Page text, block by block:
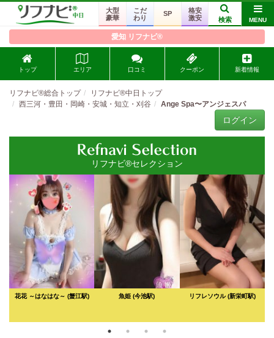
大型
豪華
こだ
わり
SP
格安
激安
検索 MENU
愛知 リフナビ®
トップ エリア 口コミ クーポン 新着情報
リフナビ®総合トップ
リフナビ®中日トップ
西三河・豊田・岡崎・安城・知立・刈谷
Ange Spa〜アンジェスパ
ログイン
リフナビ®セレクション
花花 ～はなはな～ (蟹江駅) 魚姫(今池駅) リフレソウル(新栄町駅)